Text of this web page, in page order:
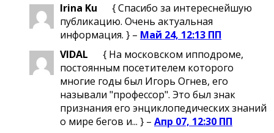
Irina Ku
{ Спасибо за интереснейшую
публикацию. Очень актуальная
информация. } – Май 24, 12:13 ПП
VIDAL
{ На московском ипподроме,
постоянным посетителем которого
многие годы был Игорь Огнев, его
называли "профессор". Это был знак
признания его энциклопедических знаний
о мире бегов и... } – Апр 07, 12:30 ПП